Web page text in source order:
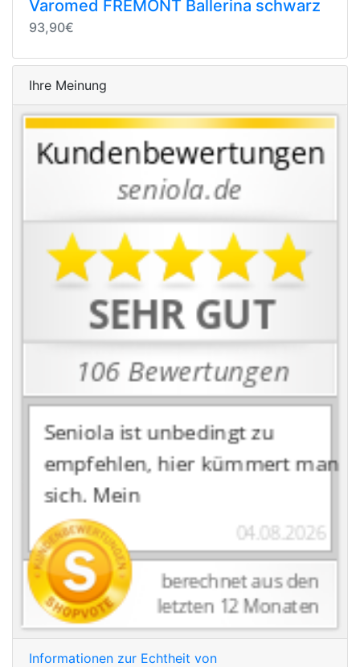
Varomed FREMONT Ballerina schwarz
93,90€
Ihre Meinung
Informationen zur Echtheit von